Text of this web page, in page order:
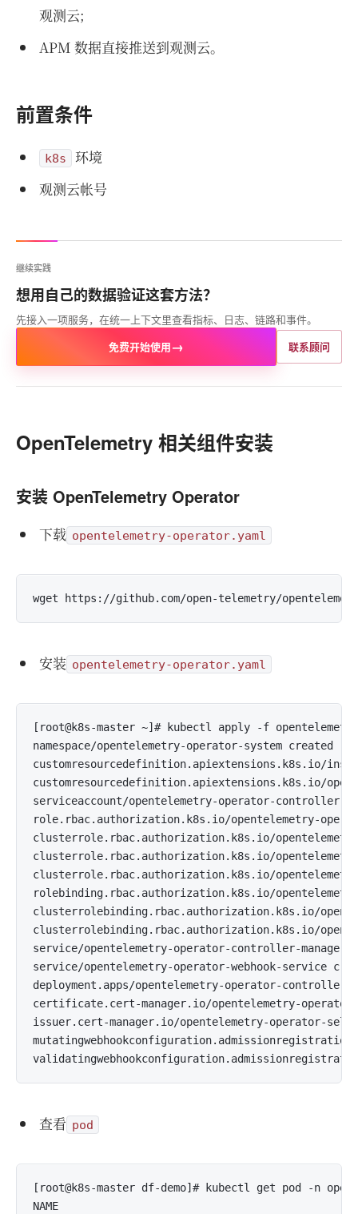
观测云;
APM 数据直接推送到观测云。
前置条件
k8s 环境
观测云帐号
继续实践
想用自己的数据验证这套方法？
先接入一项服务，在统一上下文里查看指标、日志、链路和事件。
免费开始使用→ 联系顾问
OpenTelemetry 相关组件安装
安装 OpenTelemetry Operator
下载 opentelemetry-operator.yaml
安装 opentelemetry-operator.yaml
[root@k8s-master ~]# kubectl apply -f
namespace/opentelemetry-operator-system created
customresourcedefinition.apiextensions.k8s.io/
customresourcedefinition.apiextensions.k8s.io/
serviceaccount/opentelemetry-operator-controller-
role.rbac.authorization.k8s.io/opentelemetry-
clusterrole.rbac.authorization.k8s.io/
clusterrole.rbac.authorization.k8s.io/
clusterrole.rbac.authorization.k8s.io/
rolebinding.rbac.authorization.k8s.io/
clusterrolebinding.rbac.authorization.k8s.io/
clusterrolebinding.rbac.authorization.k8s.io/
service/opentelemetry-operator-controller-
service/opentelemetry-operator-webhook-service
deployment.apps/opentelemetry-operator-controller-
certificate.cert-manager.io/opentelemetry-
issuer.cert-manager.io/opentelemetry-operator-
查看 pod
[root@k8s-master df-demo]# kubectl get pod -n
NAME